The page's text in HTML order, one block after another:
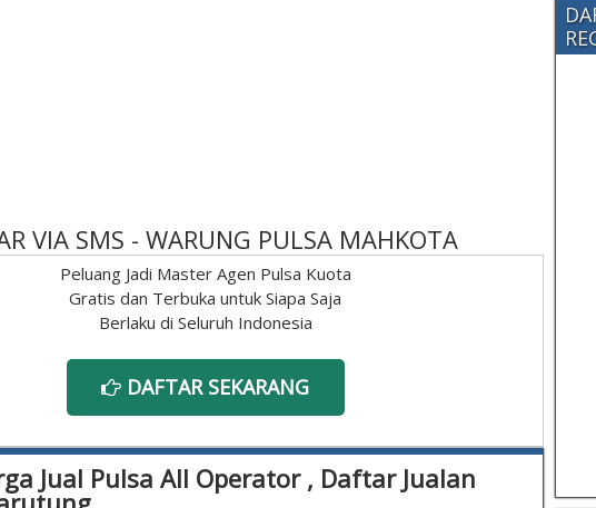
VIA SMS - WARUNG PULSA MAHKOTA
Peluang Jadi Master Agen Pulsa Kuota
Gratis dan Terbuka untuk Siapa Saja
Berlaku di Seluruh Indonesia
DAFTAR SEKARANG
Jual Pulsa All Operator , Daftar Jualan